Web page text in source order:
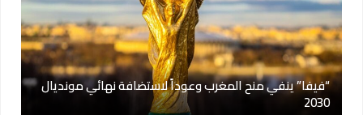
“فيفا” ينفي منح المغرب وعوداً لاستضافة نهائي مونديال
2030